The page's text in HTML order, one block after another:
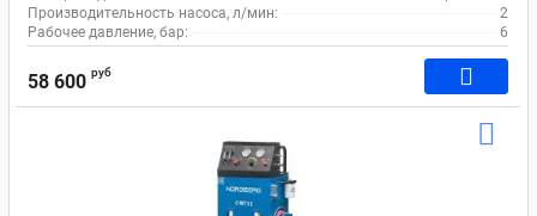
Производительность насоса, л/мин:
2
Рабочее давление, бар:
6
58 600 руб